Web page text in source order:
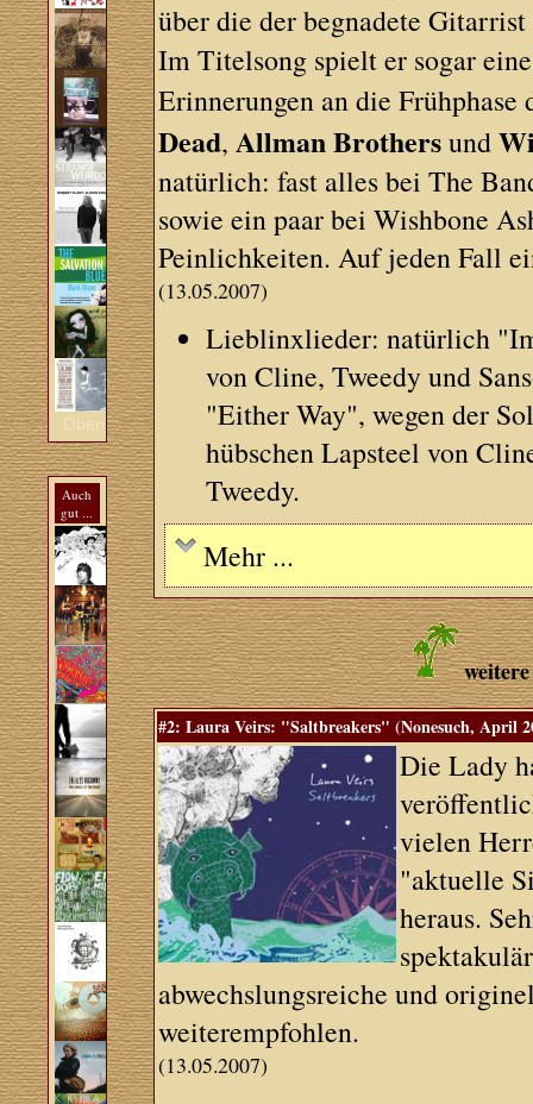
Oben
Auch
gut ...
über die der begnadete Gitarrist
Im Titelsong spielt er sogar
Erinnerungen an die
Dead,Allman Brothersund
natürlich: fast alles bei The
sowie ein paar bei Wishbone
Peinlichkeiten. Auf jeden Fall
(13.05.2007)
Lieblinxlieder: natürlich
von Cline, Tweedy und
"Either Way", wegen der
hübschen Lapsteel von
Tweedy.
Mehr ...
#2: Laura Veirs: "Saltbreakers" (Nonesuch, April
Die Lady
vielen
"aktuelle
heraus.
abwechslungsreiche und
weiterempfohlen.
(13.05.2007)